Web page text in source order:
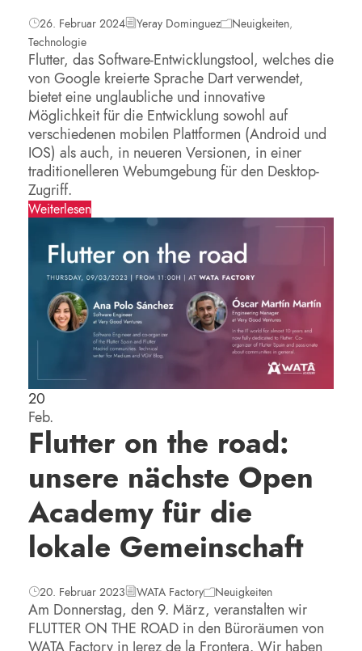
26. Februar 2024 Yeray Dominguez Neuigkeiten,
Technologie
Flutter, das Software-Entwicklungstool, welches die
von Google kreierte Sprache Dart verwendet,
bietet eine unglaubliche und innovative
Möglichkeit für die Entwicklung sowohl auf
verschiedenen mobilen Plattformen (Android und
IOS) als auch, in neueren Versionen, in einer
traditionelleren Webumgebung für den Desktop-
Zugriff.
Weiterlesen
20
Feb.
Flutter on the road:
unsere nächste Open
Academy für die
lokale Gemeinschaft
20. Februar 2023 WATA Factory Neuigkeiten
Am Donnerstag, den 9. März, veranstalten wir
FLUTTER ON THE ROAD in den Büroräumen von
WATA Factory in Jerez de la Frontera. Wir haben